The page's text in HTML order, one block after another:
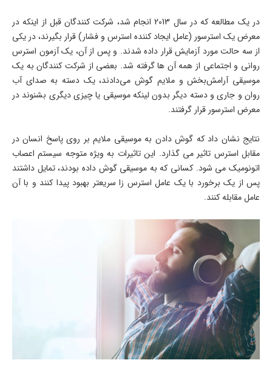
در یک مطالعه که در سال 2013 انجام شد، شرکت کنندگان قبل از اینکه در
معرض یک استرسور (عامل ایجاد کننده استرس و فشار) قرار بگیرند، در یکی
از سه حالت مورد آزمایش قرار داده شدند. و پس از آن، یک آزمون استرس
روانی و اجتماعی از همه آن ها گرفته شد. بعضی از شرکت کنندگان به یک
موسیقی آرامش‌بخش و ملایم گوش می‌دادند، یک دسته به صدای آب
روان و جاری و دسته دیگر بدون لینکه موسیقی یا چیزی دیگری بشنوند در
معرض استرسور قرار گرفتند.
نتایج نشان داد که گوش دادن به موسیقی ملایم بر روی پاسخ انسان در
مقابل استرس تاثیر می گذارد. این تاثیرات به ویژه متوجه سیستم اعصاب
اتونومیک می شود. کسانی که به موسیقی گوش داده بودند، تمایل داشتند
پس از یک برخورد با یک عامل استرس زا سریعتر بهبود پیدا کنند و با آن
عامل مقابله کنند.